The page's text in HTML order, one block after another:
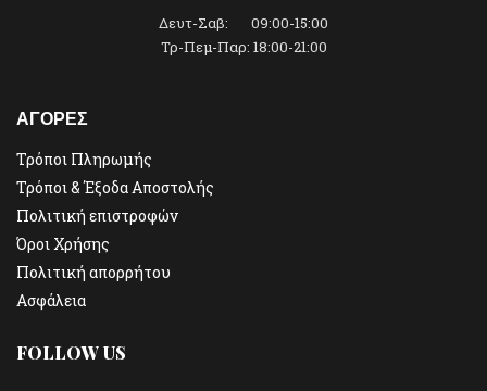
Δευτ-Σαβ: 09:00-15:00
Τρ-Πεμ-Παρ: 18:00-21:00
ΑΓΟΡΕΣ
Τρόποι Πληρωμής
Τρόποι & Έξοδα Αποστολής
Πολιτική επιστροφών
Όροι Χρήσης
Πολιτική απορρήτου
Ασφάλεια
FOLLOW US